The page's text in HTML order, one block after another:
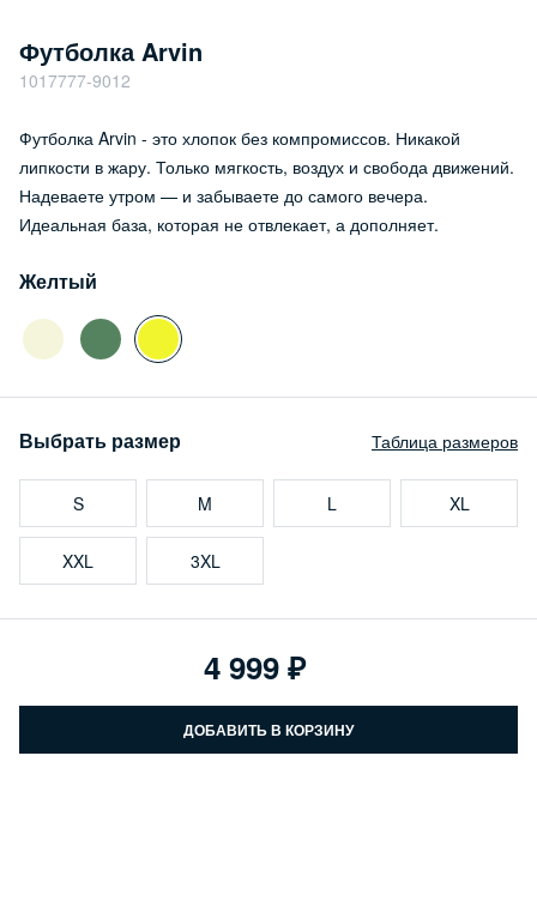
Футболка Arvin
1017777-9012
Футболка Arvin - это хлопок без компромиссов. Никакой
липкости в жару. Только мягкость, воздух и свобода движений.
Надеваете утром — и забываете до самого вечера.
Идеальная база, которая не отвлекает, а дополняет.
Желтый
Выбрать размер Таблица размеров
S M L XL
XXL 3XL
ДОБАВИТЬ В КОРЗИНУ
4 999